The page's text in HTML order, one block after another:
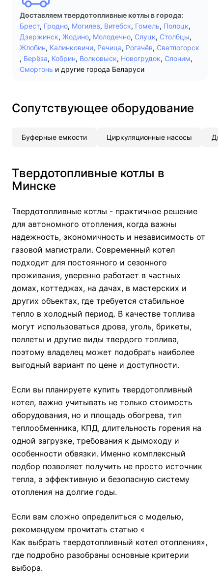
Доставляем твердотопливные котлы в города:
Брест, Гродно, Могилев, Витебск, Гомель, Полоцк,
Дзержинск, Жодино, Молодечно, Слуцк, Столбцы,
Жлобин, Калинковичи, Речица, Рогачёв, Светлогорск
, Берёза, Кобрин, Волковыск, Новогрудок, Слоним,
Сморгонь и другие города Беларуси
Сопутствующее оборудование
Буферные емкости Циркуляционные насосы
Твердотопливные котлы в
Минске
Твердотопливные котлы - практичное решение
для автономного отопления, когда важны
надежность, экономичность и независимость от
газовой магистрали. Современный котел
подходит для постоянного и сезонного
проживания, уверенно работает в частных
домах, коттеджах, на дачах, в мастерских и
других объектах, где требуется стабильное
тепло в холодный период. В качестве топлива
могут использоваться дрова, уголь, брикеты,
пеллеты и другие виды твердого топлива,
поэтому владелец может подобрать наиболее
выгодный вариант по цене и доступности.
Если вы планируете купить твердотопливный
котел, важно учитывать не только стоимость
оборудования, но и площадь обогрева, тип
теплообменника, КПД, длительность горения на
одной загрузке, требования к дымоходу и
особенности обвязки. Именно комплексный
подбор позволяет получить не просто источник
тепла, а эффективную и безопасную систему
отопления на долгие годы.
Если вам сложно определиться с моделью,
рекомендуем прочитать статью «
Как выбрать твердотопливный котел отопления»,
где подробно разобраны основные критерии
выбора.